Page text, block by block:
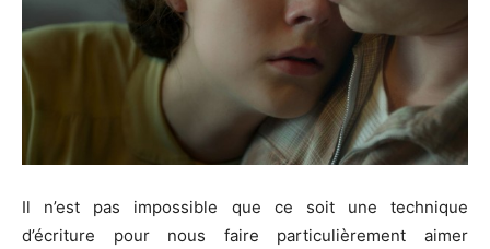
Il n’est pas impossible que ce soit une technique
d’écriture pour nous faire particulièrement aimer